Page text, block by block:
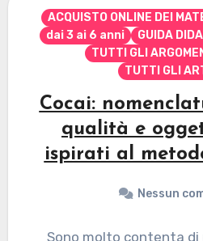
ACQUISTO ONLINE DEI
dai 3 ai 6 anni
GUIDA
TUTTI GLI
TUTTI GLI
Cocai:
qualità e
ispirati al
Nessun
Sono molto contenta di